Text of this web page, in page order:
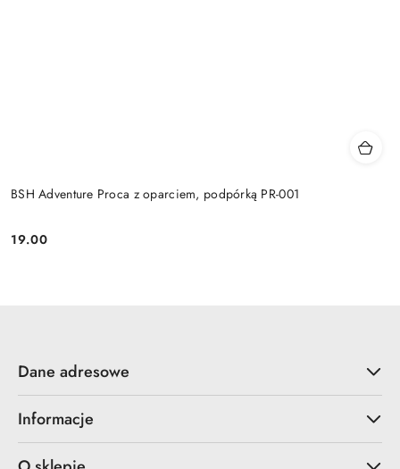
BSH Adventure Proca z oparciem, podpórką PR-001
Cena:
19.00
Dane adresowe
Informacje